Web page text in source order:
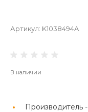
Артикул: K1038494A
В наличии
Производитель -